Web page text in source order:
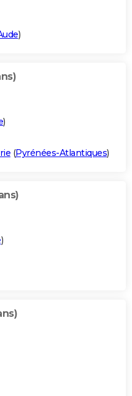
)
)
(Pyrénées-Atlantiques)
)